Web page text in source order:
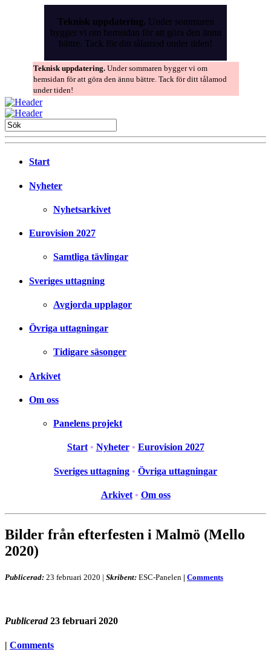
Teknisk uppdatering. Under sommaren
bygger vi om hemsidan för att göra den ännu
bättre. Tack för ditt tålamod under tiden!
Teknisk uppdatering. Under sommaren bygger vi om
hemsidan för att göra den ännu bättre. Tack för ditt tålamod
under tiden!
Start
Nyheter
Nyhetsarkivet
Eurovision 2027
Samtliga tävlingar
Sveriges uttagning
Avgjorda upplagor
Övriga uttagningar
Tidigare säsonger
Arkivet
Om oss
Panelens projekt
Start • Nyheter • Eurovision 2027
Sveriges uttagning • Övriga uttagningar
Arkivet • Om oss
Bilder från efterfesten i Malmö (Mello
2020)
Publicerad: 23 februari 2020 | Skribent: ESC-Panelen | Comments
Publicerad 23 februari 2020
| Comments